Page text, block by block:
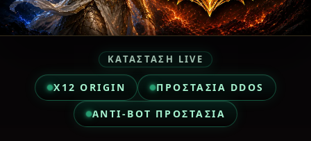
ΚΑΤΑΣΤΑΣΗ LIVE
X12 ORIGIN ΠΡΟΣΤΑΣΊΑ DDOS
ANTI-BOT ΠΡΟΣΤΑΣΊΑ